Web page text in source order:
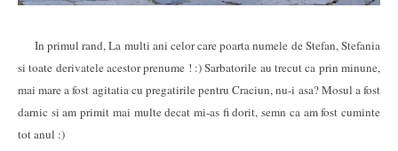
In primul rand, La multi ani celor care poarta numele de Stefan, Stefania
si toate derivatele acestor prenume ! :) Sarbatorile au trecut ca prin minune,
mai mare a fost agitatia cu pregatirile pentru Craciun, nu-i asa? Mosul a fost
darnic si am primit mai multe decat mi-as fi dorit, semn ca am fost cuminte
tot anul :)